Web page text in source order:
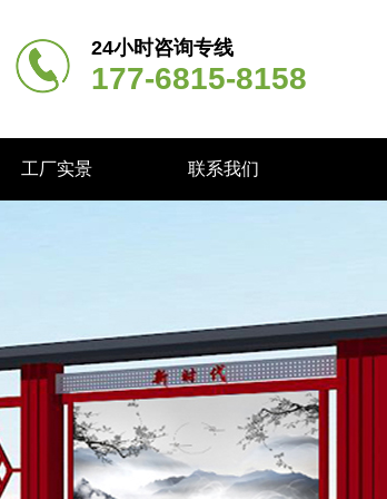
24小时咨询专线
177-6815-8158
工厂实景 联系我们